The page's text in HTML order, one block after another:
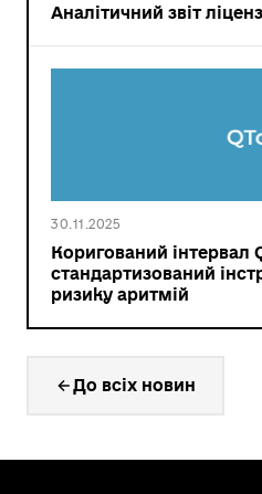
Аналітичний звіт
30.11.2025
Коригований інтервал
стандартизований
ризику аритмій
До всіх новин